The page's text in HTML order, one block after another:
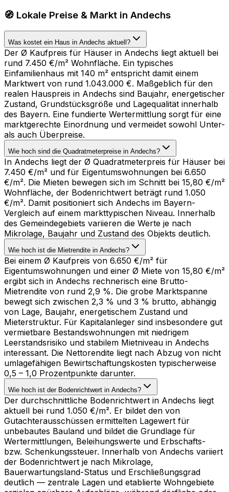
🧭 Lokale Preise & Markt in Andechs
Was kostet ein Haus in Andechs aktuell?
Der Ø Kaufpreis für Häuser in Andechs liegt aktuell bei
rund 7.450 €/m² Wohnfläche. Ein typisches
Einfamilienhaus mit 140 m² entspricht damit einem
Marktwert von rund 1.043.000 €. Maßgeblich für den
realen Hauspreis in Andechs sind Baujahr, energetischer
Zustand, Grundstücksgröße und Lagequalität innerhalb
des Bayern. Eine fundierte Wertermittlung sorgt für eine
marktgerechte Einordnung und vermeidet sowohl Unter-
als auch Überpreise.
Wie hoch sind die Quadratmeterpreise in Andechs?
In Andechs liegt der Ø Quadratmeterpreis für Häuser bei
7.450 €/m² und für Eigentumswohnungen bei 6.650
€/m². Die Mieten bewegen sich im Schnitt bei 15,80 €/m²
Wohnfläche, der Bodenrichtwert beträgt rund 1.050
€/m². Damit positioniert sich Andechs im Bayern-
Vergleich auf einem markttypischen Niveau. Innerhalb
des Gemeindegebiets variieren die Werte je nach
Mikrolage, Baujahr und Zustand des Objekts deutlich.
Wie hoch ist die Mietrendite in Andechs?
Bei einem Ø Kaufpreis von 6.650 €/m² für
Eigentumswohnungen und einer Ø Miete von 15,80 €/m²
ergibt sich in Andechs rechnerisch eine Brutto-
Mietrendite von rund 2,9 %. Die grobe Marktspanne
bewegt sich zwischen 2,3 % und 3 % brutto, abhängig
von Lage, Baujahr, energetischem Zustand und
Mieterstruktur. Für Kapitalanleger sind insbesondere gut
vermietbare Bestandswohnungen mit niedrigem
Leerstandsrisiko und stabilem Mietniveau in Andechs
interessant. Die Nettorendite liegt nach Abzug von nicht
umlagefähigen Bewirtschaftungskosten typischerweise
0,5 – 1,0 Prozentpunkte darunter.
Wie hoch ist der Bodenrichtwert in Andechs?
Der durchschnittliche Bodenrichtwert in Andechs liegt
aktuell bei rund 1.050 €/m². Er bildet den von
Gutachterausschüssen ermittelten Lagewert für
unbebautes Bauland und bildet die Grundlage für
Wertermittlungen, Beleihungswerte und Erbschafts-
bzw. Schenkungssteuer. Innerhalb von Andechs variiert
der Bodenrichtwert je nach Mikrolage,
Bauerwartungsland-Status und Erschließungsgrad
deutlich — zentrale Lagen und etablierte Wohngebiete